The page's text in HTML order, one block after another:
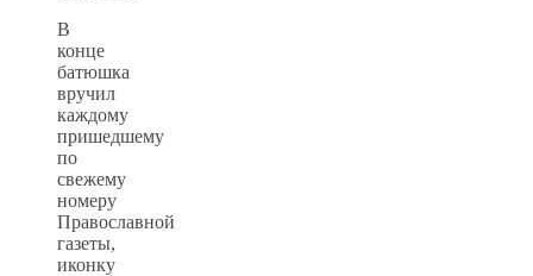
В
конце
батюшка
вручил
каждому
пришедшему
по
свежему
номеру
Православной
газеты,
иконку